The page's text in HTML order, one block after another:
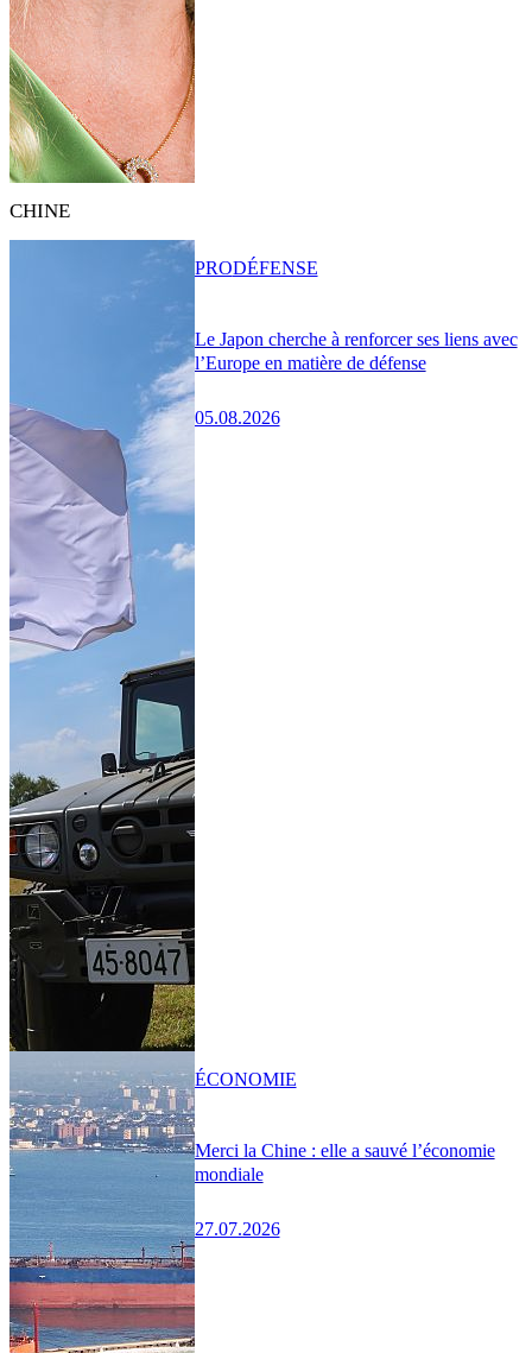
CHINE
Le Japon cherche à renforcer ses liens avec
l’Europe en matière de défense
05.08.2026
PRODÉFENSE
Merci la Chine : elle a sauvé l’économie
mondiale
27.07.2026
ÉCONOMIE